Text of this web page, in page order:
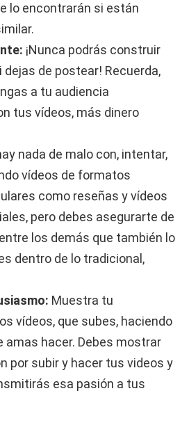
lo encontrarán si están
¡Nunca podrás construir
dejas de postear! Recuerda,
a tu audiencia
tus vídeos, más dinero
nada de malo con, intentar,
vídeos de formatos
como reseñas y vídeos
pero debes asegurarte de
los demás que también lo
dentro de lo tradicional,
Muestra tu
vídeos, que subes, haciendo
amas hacer. Debes mostrar
por subir y hacer tus videos y
esa pasión a tus